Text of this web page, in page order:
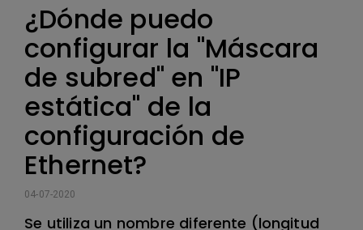
¿Dónde puedo
configurar la "Máscara
de subred" en "IP
estática" de la
configuración de
Ethernet?
04-07-2020
Se utiliza un nombre diferente (longitud